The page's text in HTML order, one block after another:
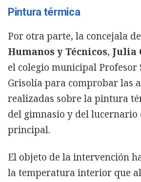
Pintura térmica
Por otra parte, la concejala de
Humanos y Técnicos, Julia
el colegio municipal Profesor
Grisolía para comprobar las
realizadas sobre la pintura
del gimnasio y del lucernario
principal.
El objeto de la intervención
la temperatura interior que